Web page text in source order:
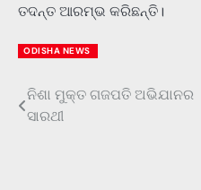
ତଦନ୍ତ ଆରମ୍ଭ କରିଛନ୍ତି।
ODISHA NEWS
Post
ନିଶା ମୁକ୍ତ ଗଜପତି ଅଭିଯାନର
ସାରଥୀ